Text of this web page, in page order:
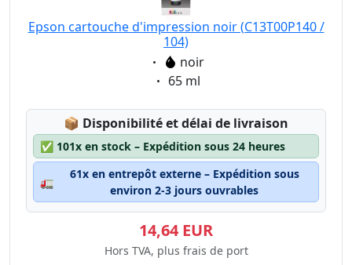
Epson cartouche d'impression noir (C13T00P140 /
104)
Eigenschaft:
noir
Eigenschaft:
65 ml
📦 Lagerstatus:
Disponibilité et délai de livraison
✅ 101x en stock – Expédition sous 24 heures
🚛
61x en entrepôt externe – Expédition sous
environ 2-3 jours ouvrables
14,64 EUR
Hors TVA, plus frais de port